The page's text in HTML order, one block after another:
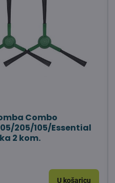
Combo
205/105/Essential
2 kom.
U košaricu